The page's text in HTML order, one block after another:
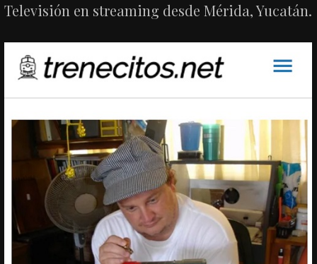
Televisión en streaming desde Mérida, Yucatán.